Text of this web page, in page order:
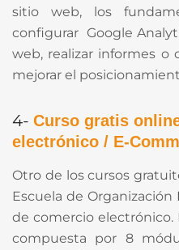
sitio web, los
configurar Google
web, realizar informes o
mejorar el
4- Curso gratis
electrónico / E-
Otro de los cursos
Escuela de
de comercio electrónico.
compuesta por 8